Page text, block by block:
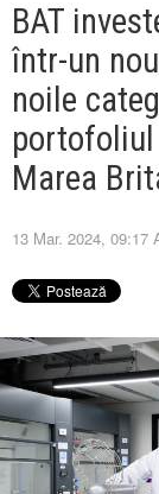
BAT
într-un
noile
portofoliul
Marea
13 Mar. 2024, 09:17